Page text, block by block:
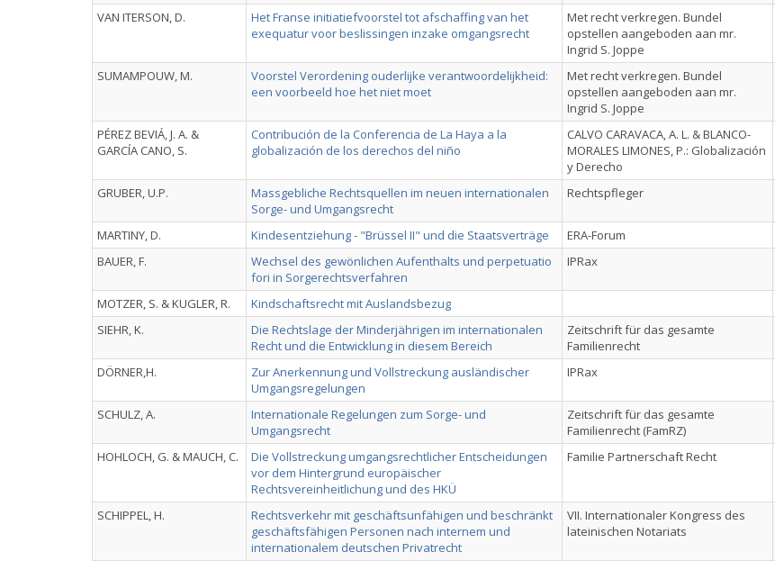
VAN ITERSON, D.
Het Franse initiatiefvoorstel tot afschaffing van het
exequatur voor beslissingen inzake omgangsrecht
Met recht verkregen. Bundel
opstellen aangeboden aan mr.
Ingrid S. Joppe
SUMAMPOUW, M.
Voorstel Verordening ouderlijke verantwoordelijkheid:
een voorbeeld hoe het niet moet
Met recht verkregen. Bundel
opstellen aangeboden aan mr.
Ingrid S. Joppe
PÉREZ BEVIÁ, J. A. &
GARCÍA CANO, S.
Contribución de la Conferencia de La Haya a la
globalización de los derechos del niño
CALVO CARAVACA, A. L. & BLANCO-
MORALES LIMONES, P.: Globalización
y Derecho
GRUBER, U.P.
Massgebliche Rechtsquellen im neuen internationalen
Sorge- und Umgangsrecht
Rechtspfleger
MARTINY, D. Kindesentziehung - "Brüssel II" und die Staatsverträge ERA-Forum
BAUER, F.
Wechsel des gewönlichen Aufenthalts und perpetuatio
fori in Sorgerechtsverfahren
IPRax
MOTZER, S. & KUGLER, R. Kindschaftsrecht mit Auslandsbezug
SIEHR, K.
Die Rechtslage der Minderjährigen im internationalen
Recht und die Entwicklung in diesem Bereich
Zeitschrift für das gesamte
Familienrecht
DÖRNER,H.
Zur Anerkennung und Vollstreckung ausländischer
Umgangsregelungen
IPRax
SCHULZ, A.
Internationale Regelungen zum Sorge- und
Umgangsrecht
Zeitschrift für das gesamte
Familienrecht (FamRZ)
HOHLOCH, G. & MAUCH, C.
Die Vollstreckung umgangsrechtlicher Entscheidungen
vor dem Hintergrund europäischer
Rechtsvereinheitlichung und des HKÜ
Familie Partnerschaft Recht
SCHIPPEL, H.
Rechtsverkehr mit geschäftsunfähigen und beschränkt
geschäftsfähigen Personen nach internem und
internationalem deutschen Privatrecht
VII. Internationaler Kongress des
lateinischen Notariats